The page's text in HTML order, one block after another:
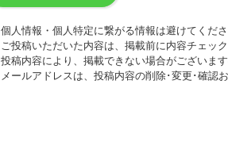
個人情報・個人特定に繋がる情報は避けてくださ
ご投稿いただいた内容は、掲載前に内容チェッ
投稿内容により、掲載できない場合がございま
メールアドレスは、投稿内容の削除･変更･確認